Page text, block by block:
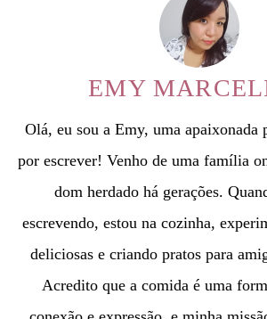
EMY
Olá, eu sou a Emy, uma apaixonada
por escrever! Venho de uma família
dom herdado há gerações.
escrevendo, estou na cozinha,
deliciosas e criando pratos para
Acredito que a comida é uma